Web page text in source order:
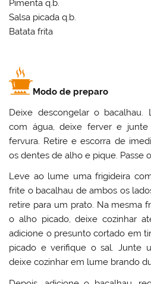
Pimenta q.b.
Salsa picada q.b.
Batata frita
Modo de preparo
Deixe descongelar o
com água, deixe ferver e
fervura. Retire e escorra de
os dentes de alho e pique. Passe
Leve ao lume uma frigideira
frite o bacalhau de ambos os
retire para um prato. Na mesma
o alho picado, deixe cozinhar
adicione o presunto cortado em
picado e verifique o sal. Junte
deixe cozinhar em lume brando